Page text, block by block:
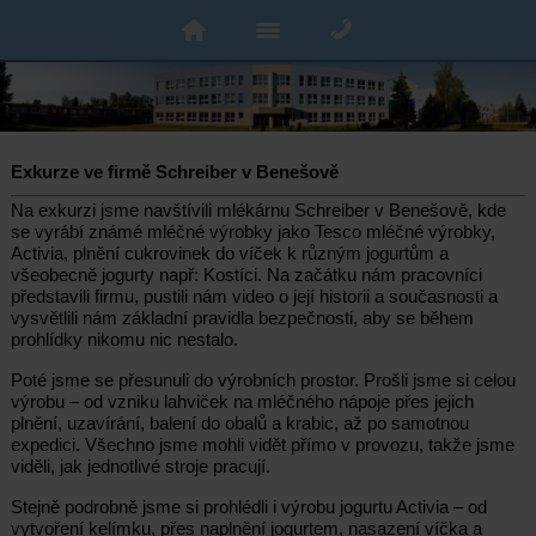
Exkurze ve firmě Schreiber v Benešově
Na exkurzi jsme navštívili mlékárnu Schreiber v Benešově, kde
se vyrábí známé mléčné výrobky jako Tesco mléčné výrobky,
Activia, plnění cukrovinek do víček k různým jogurtům a
všeobecně jogurty např: Kostíci. Na začátku nám pracovníci
představili firmu, pustili nám video o její historii a současnosti a
vysvětlili nám základní pravidla bezpečnosti, aby se během
prohlídky nikomu nic nestalo.
Poté jsme se přesunuli do výrobních prostor. Prošli jsme si celou
výrobu – od vzniku lahviček na mléčného nápoje přes jejich
plnění, uzavírání, balení do obalů a krabic, až po samotnou
expedici. Všechno jsme mohli vidět přímo v provozu, takže jsme
viděli, jak jednotlivé stroje pracují.
Stejně podrobně jsme si prohlédli i výrobu jogurtu Activia – od
vytvoření kelímku, přes naplnění jogurtem, nasazení víčka a